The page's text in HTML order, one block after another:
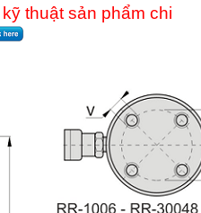
thuật sản phẩm chi